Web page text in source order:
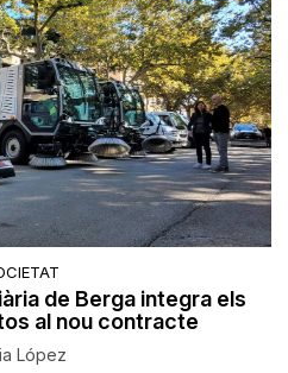
de Berga integra els
al nou contracte
López